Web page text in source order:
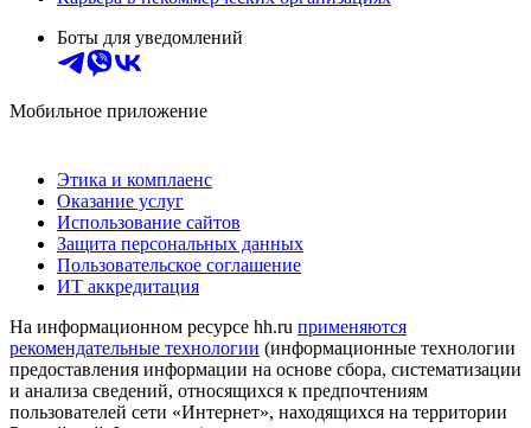
Боты для уведомлений
Мобильное приложение
Этика и комплаенс
Оказание услуг
Использование сайтов
Защита персональных данных
Пользовательское соглашение
ИТ аккредитация
На информационном ресурсе hh.ru применяются
рекомендательные технологии (информационные технологии
предоставления информации на основе сбора, систематизации
и анализа сведений, относящихся к предпочтениям
пользователей сети «Интернет», находящихся на территории